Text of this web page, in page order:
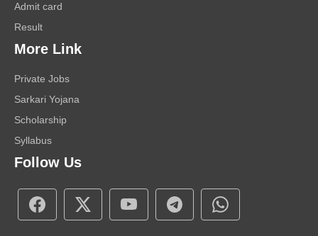
Admit card
Result
More Link
Private Jobs
Sarkari Yojana
Scholarship
Syllabus
Follow Us